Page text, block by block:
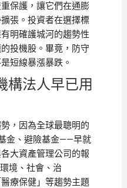
保護，讓它們在通膨
張。投資者在選擇標
明確護城河的趨勢性
投機股。畢竟，防守
短線暴漲暴跌。
構法人早已用
，因為全球最聰明的
金、避險基金——早就
大資產管理公司的報
境、社會、治
療保健」等趨勢主題